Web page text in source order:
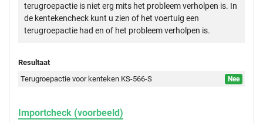
terugroepactie is niet erg mits het probleem verholpen is. In
de kentekencheck kunt u zien of het voertuig een
terugroepactie had en of het probleem verholpen is.
Resultaat
Terugroepactie voor kenteken KS-566-S
Nee
Importcheck (voorbeeld)